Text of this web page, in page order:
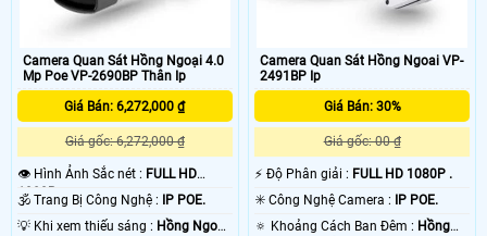
Camera Quan Sát Hồng Ngoại 4.0
Mp Poe VP-2690BP Thân Ip
Giá Bán: 6,272,000 ₫
Giá gốc: 6,272,000 ₫
👁 Hình Ảnh Sắc nét : FULL HD
1080P .
🕉️ Trang Bị Công Nghệ :
IP POE.
💡 Khi xem thiếu sáng : Hồng Ngoại
Camera Quan Sát Hồng Ngoai VP-
2491BP Ip
Giá Bán: 30%
Giá gốc: 00 ₫
️⚡ Độ Phân giải : FULL HD 1080P .
✳️ Công Nghệ Camera :
IP POE.
🔅 Khoảng Cách Ban Đêm : Hồng